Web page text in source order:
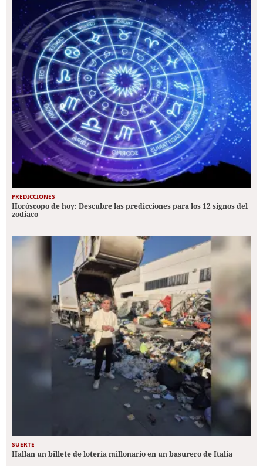
PREDICCIONES
Horóscopo de hoy: Descubre las predicciones para los 12 signos del
zodiaco
SUERTE
Hallan un billete de lotería millonario en un basurero de Italia